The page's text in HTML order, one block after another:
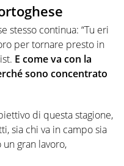
stesso continua: “Tu eri
per tornare presto in
E come va con la
sono concentrato
di questa stagione,
sia chi va in campo sia
gran lavoro,